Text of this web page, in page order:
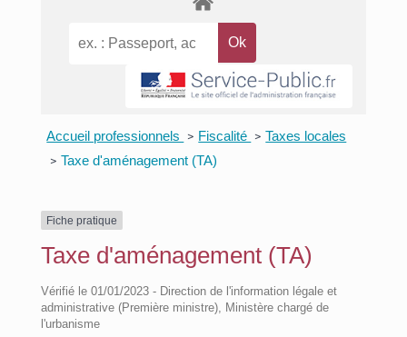
Accueil professionnels > Fiscalité > Taxes locales
> Taxe d'aménagement (TA)
Fiche pratique
Taxe d'aménagement (TA)
Vérifié le 01/01/2023 - Direction de l'information légale et
administrative (Première ministre), Ministère chargé de
l'urbanisme